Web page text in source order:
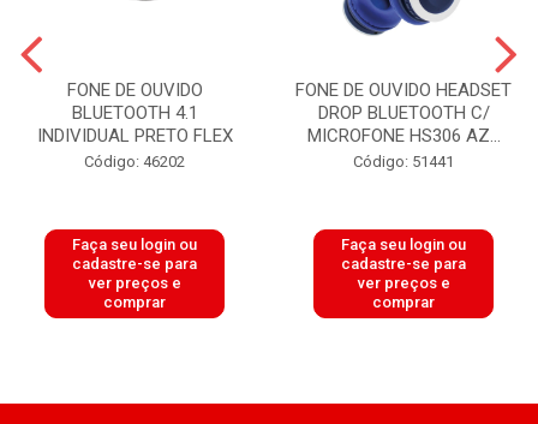
FONE DE OUVIDO
BLUETOOTH 4.1
INDIVIDUAL PRETO FLEX
Código: 46202
Faça seu login ou
cadastre-se para
ver preços e
comprar
FONE DE OUVIDO HEADSET
DROP BLUETOOTH C/
MICROFONE HS306 AZ...
Código: 51441
Faça seu login ou
cadastre-se para
ver preços e
comprar